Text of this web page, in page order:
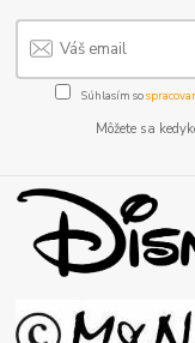
Súhlasím so
Môžete sa